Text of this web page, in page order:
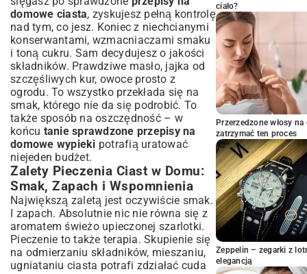
Przepisy na Szybkie Ciasta Bez Pieczenia
Klasyczne Polskie Ciasta, Które Pokochasz
Ciasta Owocowe: Sezonowe Inspiracje
Czekoladowe Raj: Przepisy dla Miłośników
Kakao
Niezbędne Akcesoria i Sprzęt do
Pieczenia
Jakie Formy i Blaszki Wybrać?
Małe Triki Wielkich Piekarzy: Użycie
Termometru i Wag
Sekrety Idealnego Wypieku: Praktyczne
Porady
Unikaj Najczęstszych Błędów w Pieczeniu
Ciast
Dekoracja Ciast: Od Prostoty do Finezji
Przechowywanie Domowych Ciast:
Świeżość na Dłużej
Podsumowanie: Twoja Kulinarna
domowe ciasta, zyskujesz pełną kontrolę
nad tym, co jesz. Koniec z niechcianymi
konserwantami, wzmacniaczami smaku
i toną cukru. Sam decydujesz o jakości
składników. Prawdziwe masło, jajka od
szczęśliwych kur, owoce prosto z
ogrodu. To wszystko przekłada się na
smak, którego nie da się podrobić. To
także sposób na oszczędność – w
końcu tanie sprawdzone przepisy na
domowe wypieki potrafią uratować
niejeden budżet.
Zalety Pieczenia Ciast w Domu:
Smak, Zapach i Wspomnienia
Największą zaletą jest oczywiście smak.
I zapach. Absolutnie nic nie równa się z
aromatem świeżo upieczonej szarlotki.
Pieczenie to także terapia. Skupienie się
na odmierzaniu składników, mieszaniu,
ugniataniu ciasta potrafi zdziałać cuda
ciało?
Przerzedzone włosy
zatrzymać ten proces
Zeppelin – zegarki z
elegancją